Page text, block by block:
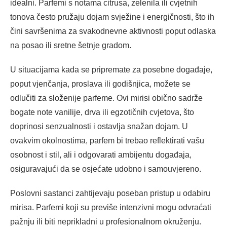
idealni. Parfemi s notama citrusa, zelenila ili cvjetnih
tonova često pružaju dojam svježine i energičnosti, što ih
čini savršenima za svakodnevne aktivnosti poput odlaska
na posao ili sretne šetnje gradom.
U situacijama kada se pripremate za posebne događaje,
poput vjenčanja, proslava ili godišnjica, možete se
odlučiti za složenije parfeme. Ovi mirisi obično sadrže
bogate note vanilije, drva ili egzotičnih cvjetova, što
doprinosi senzualnosti i ostavlja snažan dojam. U
ovakvim okolnostima, parfem bi trebao reflektirati vašu
osobnost i stil, ali i odgovarati ambijentu događaja,
osiguravajući da se osjećate udobno i samouvjereno.
Poslovni sastanci zahtijevaju poseban pristup u odabiru
mirisa. Parfemi koji su previše intenzivni mogu odvraćati
pažnju ili biti neprikladni u profesionalnom okruženju.